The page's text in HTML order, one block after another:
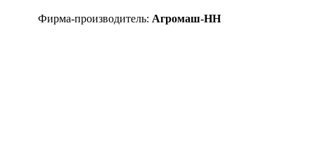
Фирма-производитель: Агромаш-НН